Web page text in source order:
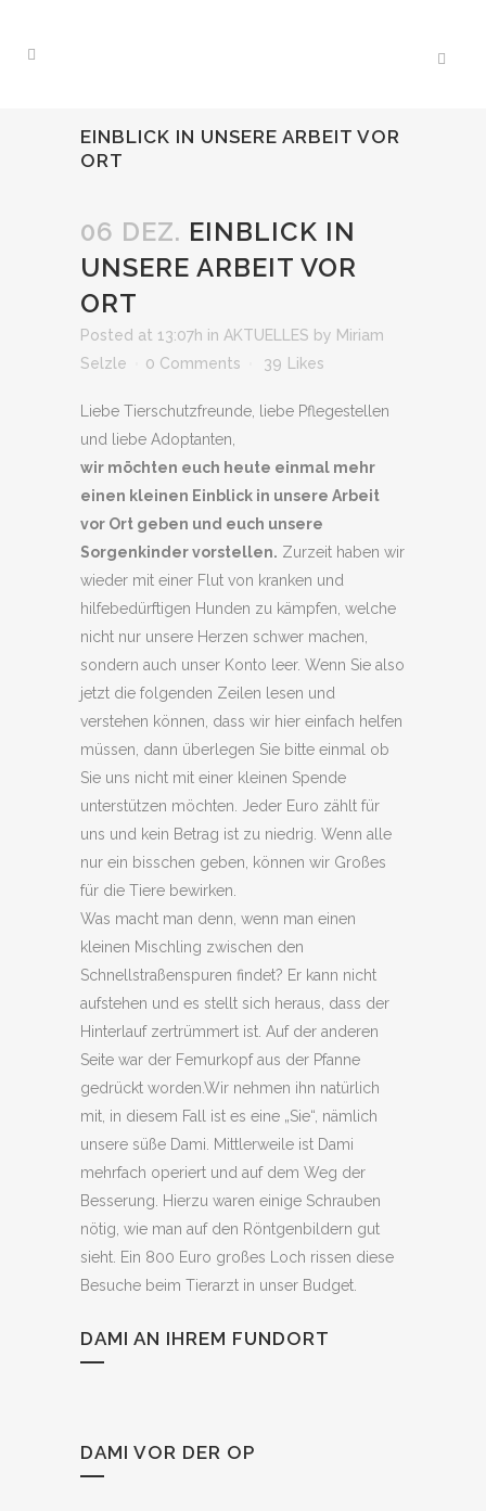
EINBLICK IN UNSERE ARBEIT VOR
ORT
06 DEZ. EINBLICK IN
UNSERE ARBEIT VOR
ORT
Posted at 13:07h in AKTUELLES by Miriam
Selzle
0 Comments 39 Likes
Liebe Tierschutzfreunde, liebe Pflegestellen
und liebe Adoptanten,
wir möchten euch heute einmal mehr
einen kleinen Einblick in unsere Arbeit
vor Ort geben und euch unsere
Sorgenkinder vorstellen. Zurzeit haben wir
wieder mit einer Flut von kranken und
hilfebedürftigen Hunden zu kämpfen, welche
nicht nur unsere Herzen schwer machen,
sondern auch unser Konto leer. Wenn Sie also
jetzt die folgenden Zeilen lesen und
verstehen können, dass wir hier einfach helfen
müssen, dann überlegen Sie bitte einmal ob
Sie uns nicht mit einer kleinen Spende
unterstützen möchten. Jeder Euro zählt für
uns und kein Betrag ist zu niedrig. Wenn alle
nur ein bisschen geben, können wir Großes
für die Tiere bewirken.
Was macht man denn, wenn man einen
kleinen Mischling zwischen den
Schnellstraßenspuren findet? Er kann nicht
aufstehen und es stellt sich heraus, dass der
Hinterlauf zertrümmert ist. Auf der anderen
Seite war der Femurkopf aus der Pfanne
gedrückt worden.Wir nehmen ihn natürlich
mit, in diesem Fall ist es eine „Sie“, nämlich
unsere süße Dami. Mittlerweile ist Dami
mehrfach operiert und auf dem Weg der
Besserung. Hierzu waren einige Schrauben
nötig, wie man auf den Röntgenbildern gut
sieht. Ein 800 Euro großes Loch rissen diese
Besuche beim Tierarzt in unser Budget.
DAMI AN IHREM FUNDORT
DAMI VOR DER OP